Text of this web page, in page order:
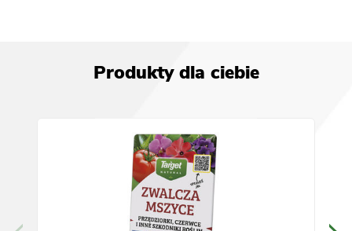
Produkty dla ciebie